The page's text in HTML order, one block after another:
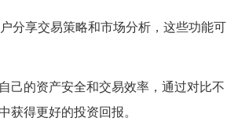
分享交易策略和市场分析，这些功能可
己的资产安全和交易效率，通过对比不
获得更好的投资回报。